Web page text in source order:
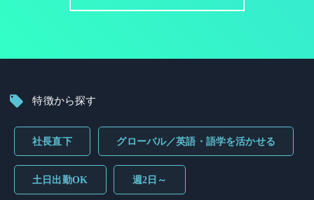
特徴から探す
社長直下 グローバル／英語・語学を活かせる
土日出勤OK 週2日～